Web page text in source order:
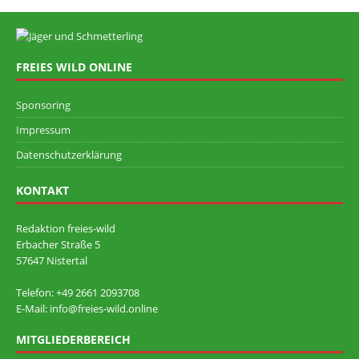
FREIES WILD ONLINE
Sponsoring
Impressum
Datenschutzerklärung
KONTAKT
Redaktion freies-wild
Erbacher Straße 5
57647 Nistertal
Telefon: +49 ‭2661 2093708
E-Mail: info@freies-wild.online
MITGLIEDERBEREICH